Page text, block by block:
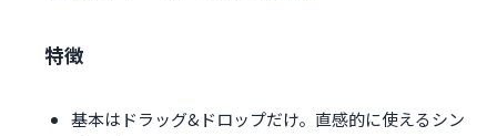
特徴
基本はドラッグ&ドロップだけ。直感的に使えるシン